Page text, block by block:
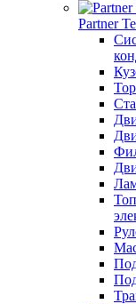
Partner